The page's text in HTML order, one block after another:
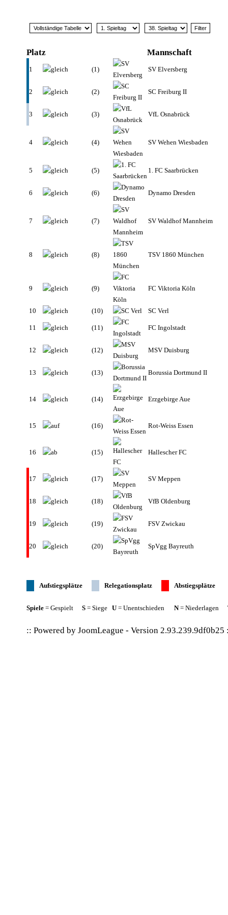
Platz Mannschaft
1 (1) SV Elversberg
2 (2) SC Freiburg II
3 (3) VfL Osnabrück
4 (4) SV Wehen Wiesbaden
5 (5) 1. FC Saarbrücken
6 (6) Dynamo Dresden
7 (7) SV Waldhof Mannheim
8 (8) TSV 1860 München
9 (9) FC Viktoria Köln
10 (10) SC Verl
11 (11) FC Ingolstadt
12 (12) MSV Duisburg
13 (13) Borussia Dortmund II
14 (14) Erzgebirge Aue
15 (16) Rot-Weiss Essen
16 (15) Hallescher FC
17 (17) SV Meppen
18 (18) VfB Oldenburg
19 (19) FSV Zwickau
20 (20) SpVgg Bayreuth
Aufstiegsplätze Relegationsplatz Abstiegsplätze
Spiele = Gespielt S = Siege U = Unentschieden N= Niederlagen
:: Powered by JoomLeague - Version 2.93.239.9df0b25